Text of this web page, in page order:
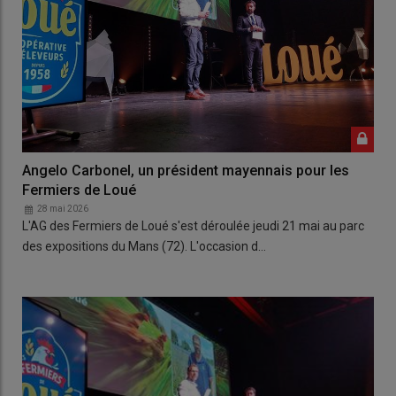
Angelo Carbonel, un président mayennais pour les
Fermiers de Loué
28 mai 2026
L'AG des Fermiers de Loué s'est déroulée jeudi 21 mai au parc
des expositions du Mans (72). L'occasion d…